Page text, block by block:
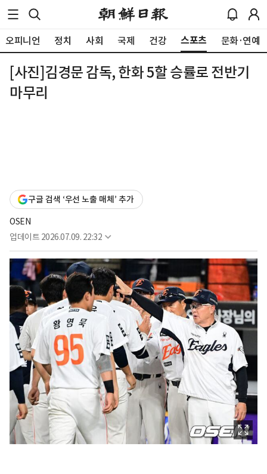
오피니언 정치 사회 국제 건강 스포츠 문화·연예
[사진]김경문 감독, 한화 5할 승률로 전반기
마무리
구글 검색 ‘우선 노출 매체’ 추가
OSEN
업데이트 2026.07.09. 22:32